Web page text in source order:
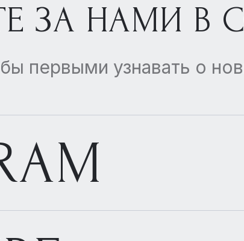
ЗА НАМИ В
первыми узнавать о